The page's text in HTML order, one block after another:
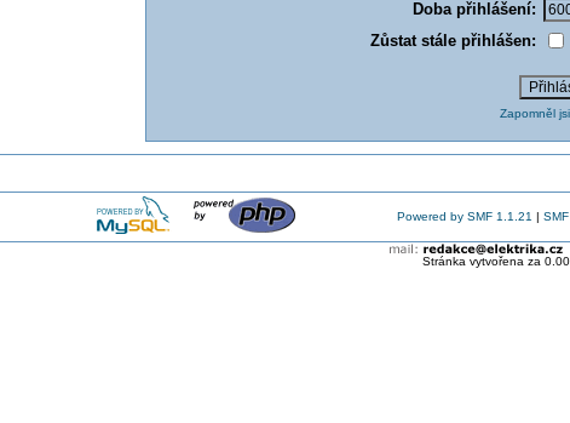
Doba přihlášení:
Zůstat stále přihlášen:
Zapomněl
Powered by SMF 1.1.21 |
Stránka vytvořena za